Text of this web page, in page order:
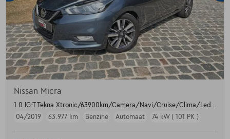
Nissan Micra
1.0 IG-T Tekna Xtronic/63900km/Camera/Navi/Cruise/Clima/Led...
04/2019
63.977 km Benzine Automaat 74 kW ( 101 PK )